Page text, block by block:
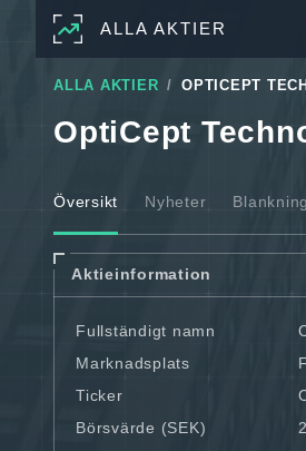
ALLA AKTIER
ALLA AKTIER OPTICEPT
OptiCept
Översikt Nyheter Blankning
Aktieinformation
Fullständigt namn
Marknadsplats
Ticker
Börsvärde (SEK)